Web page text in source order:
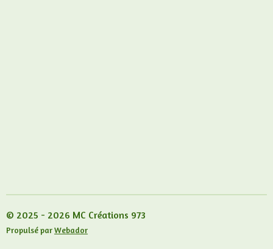
© 2025 - 2026 MC Créations 973
Propulsé parWebador